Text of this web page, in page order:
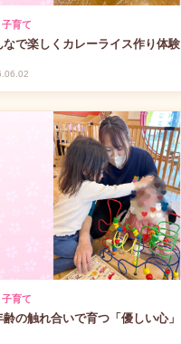
子育て
なで楽しくカレーライス作り体験
子育て
齢の触れ合いで育つ「優しい心」